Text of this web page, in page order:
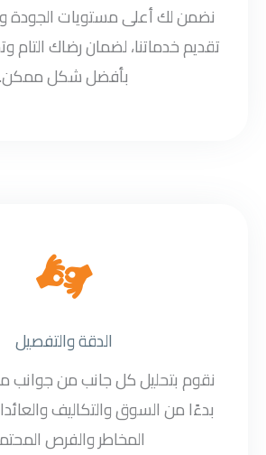
نضمن لك أعلى مستويات الجودة
تقديم خدماتنا، لضمان رضاك
بأفضل شكل ممكن.
الدقة والتفصيل
نقوم بتحليل كل جانب من جوانب
بدءًا من السوق والتكاليف
المخاطر والفرص